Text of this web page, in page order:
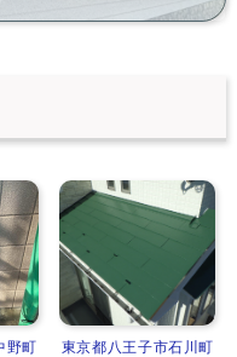
野町
東京都八王子市石川町